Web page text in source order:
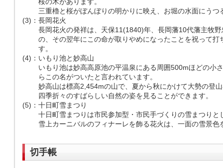
三重櫓と桜がぼんぼりの明かりに映え、お堀の水面にう
(3) ： 長岡花火
長岡花火の発祥は、天保11(1840)年、長岡藩10代藩主牧
の、その翌年にこの命が取りやめになったことを祝って
す。
(4) ： いもり池と妙高山
いもり池は妙高高原池の平温泉にある周囲500mほどの小
らこの名がついたと言われています。
妙高山は標高2,454mの山で、夏から秋にかけて大勢の登
四季折々のすばらしい自然の姿を見ることができます。
(5) ： 十日町雪まつり
十日町雪まつりは市民参加型・市民手づくりの雪まつり
雪上カーニバルのフィナーレを飾る花火は、一面の雪景色
切手帳